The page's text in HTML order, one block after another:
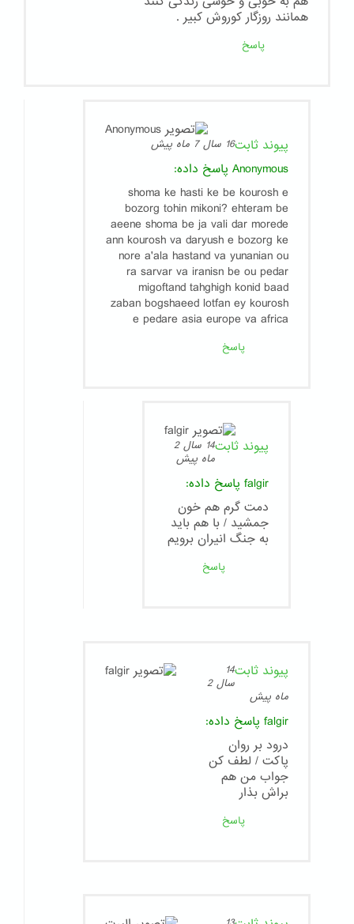
همانند روزگار کوروش کبیر .
پاسخ
پیوند ثابت16 سال 7 ماه پیش
Anonymous پاسخ داده:
shoma ke hasti ke be kourosh e
bozorg tohin mikoni? ehteram be
aeene shoma be ja vali dar morede
ann kourosh va daryush e bozorg ke
nore a'ala hastand va yunanian ou
ra sarvar va iranisn be ou pedar
migoftand tahghigh konid baad
zaban bogshaeed lotfan ey kourosh
e pedare asia europe va africa
پاسخ
پیوند ثابت
14 سال 2
ماه پیش
falgir پاسخ داده:
دمت گرم هم خون
جمشید / با هم باید
به جنگ انیران برویم
پاسخ
پیوند ثابت14
سال 2
ماه پیش
falgir پاسخ داده:
درود بر روان
پاکت / لطف کن
جواب من هم
براش بذار
پاسخ